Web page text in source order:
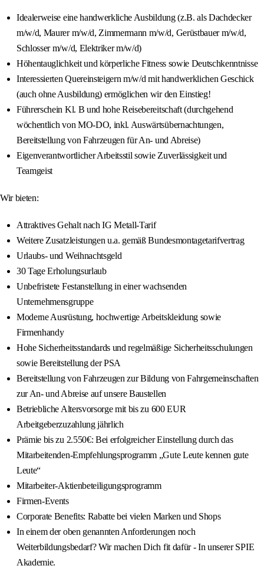
Idealerweise eine handwerkliche Ausbildung (z.B. als Dachdecker
m/w/d, Maurer m/w/d, Zimmermann m/w/d, Gerüstbauer m/w/d,
Schlosser m/w/d, Elektriker m/w/d)
Höhentauglichkeit und körperliche Fitness sowie Deutschkenntnisse
Interessierten Quereinsteigern m/w/d mit handwerklichen Geschick
(auch ohne Ausbildung) ermöglichen wir den Einstieg!
Führerschein Kl. B und hohe Reisebereitschaft (durchgehend
wöchentlich von MO-DO, inkl. Auswärtsübernachtungen,
Bereitstellung von Fahrzeugen für An- und Abreise)
Eigenverantwortlicher Arbeitsstil sowie Zuverlässigkeit und
Teamgeist
Wir bieten:
Attraktives Gehalt nach IG Metall-Tarif
Weitere Zusatzleistungen u.a. gemäß Bundesmontagetarifvertrag
Urlaubs- und Weihnachtsgeld
30 Tage Erholungsurlaub
Unbefristete Festanstellung in einer wachsenden
Unternehmensgruppe
Moderne Ausrüstung, hochwertige Arbeitskleidung sowie
Firmenhandy
Hohe Sicherheitsstandards und regelmäßige Sicherheitsschulungen
sowie Bereitstellung der PSA
Bereitstellung von Fahrzeugen zur Bildung von Fahrgemeinschaften
zur An- und Abreise auf unsere Baustellen
Betriebliche Altersvorsorge mit bis zu 600 EUR
Arbeitgeberzuzahlung jährlich
Prämie bis zu 2.550€: Bei erfolgreicher Einstellung durch das
Mitarbeitenden-Empfehlungsprogramm „Gute Leute kennen gute
Leute“
Mitarbeiter-Aktienbeteiligungsprogramm
Firmen-Events
Corporate Benefits: Rabatte bei vielen Marken und Shops
In einem der oben genannten Anforderungen noch
Weiterbildungsbedarf? Wir machen Dich fit dafür - In unserer SPIE
Akademie.